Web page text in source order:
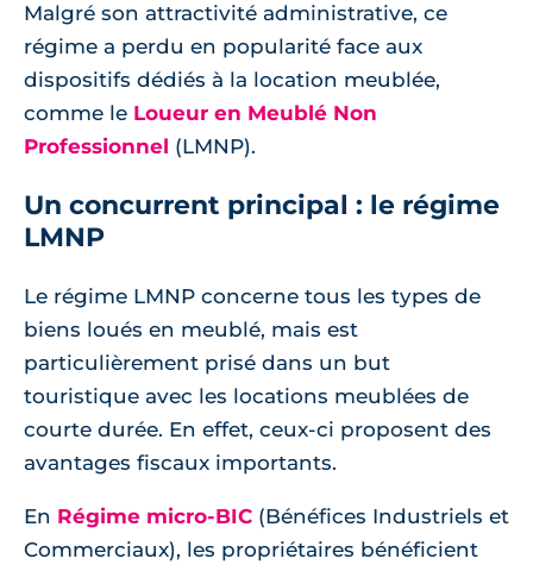
Malgré son attractivité administrative, ce
régime a perdu en popularité face aux
dispositifs dédiés à la location meublée,
comme le Loueur en Meublé Non
Professionnel (LMNP).
Un concurrent principal : le régime
LMNP
Le régime LMNP concerne tous les types de
biens loués en meublé, mais est
particulièrement prisé dans un but
touristique avec les locations meublées de
courte durée. En effet, ceux-ci proposent des
avantages fiscaux importants.
En Régime micro-BIC (Bénéfices Industriels et
Commerciaux), les propriétaires bénéficient